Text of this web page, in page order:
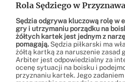
Rola Sędziego w
Sędzia odgrywa kluczową rolę w
gry i utrzymaniu porządku na
żółtych kartek jest jednym z
pomagają. Sędzia piłkarski ma
żółtą kartką za naruszenie zasad
Arbiter jest odpowiedzialny za
ocenę sytuacji na boisku i
przyznaniu kartek. Jego